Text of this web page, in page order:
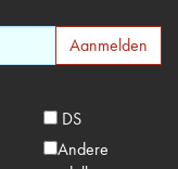
DS
Andere